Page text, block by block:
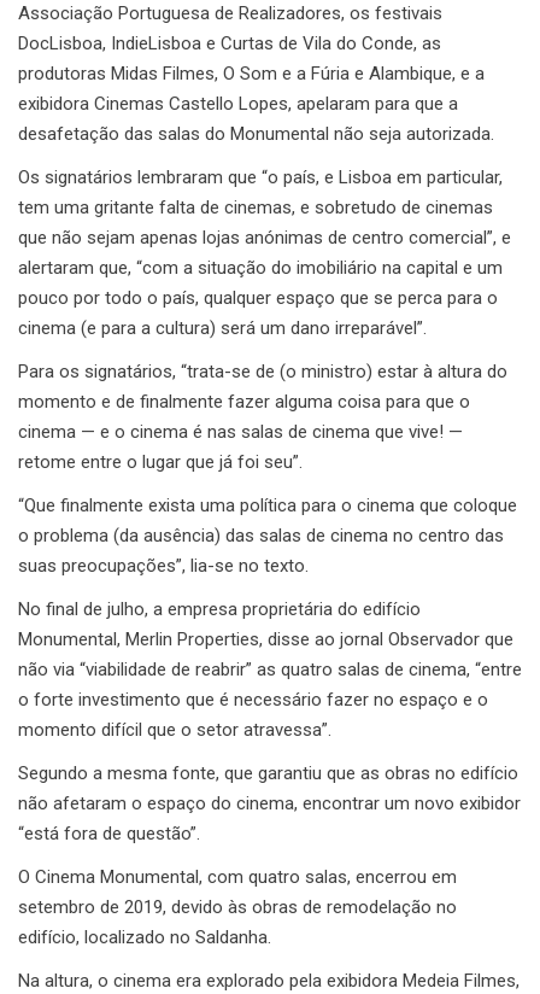
Associação Portuguesa de Realizadores, os festivais
DocLisboa, IndieLisboa e Curtas de Vila do Conde, as
produtoras Midas Filmes, O Som e a Fúria e Alambique, e a
exibidora Cinemas Castello Lopes, apelaram para que a
desafetação das salas do Monumental não seja autorizada.
Os signatários lembraram que “o país, e Lisboa em particular,
tem uma gritante falta de cinemas, e sobretudo de cinemas
que não sejam apenas lojas anónimas de centro comercial”, e
alertaram que, “com a situação do imobiliário na capital e um
pouco por todo o país, qualquer espaço que se perca para o
cinema (e para a cultura) será um dano irreparável”.
Para os signatários, “trata-se de (o ministro) estar à altura do
momento e de finalmente fazer alguma coisa para que o
cinema — e o cinema é nas salas de cinema que vive! —
retome entre o lugar que já foi seu”.
“Que finalmente exista uma política para o cinema que coloque
o problema (da ausência) das salas de cinema no centro das
suas preocupações”, lia-se no texto.
No final de julho, a empresa proprietária do edifício
Monumental, Merlin Properties, disse ao jornal Observador que
não via “viabilidade de reabrir” as quatro salas de cinema, “entre
o forte investimento que é necessário fazer no espaço e o
momento difícil que o setor atravessa”.
Segundo a mesma fonte, que garantiu que as obras no edifício
não afetaram o espaço do cinema, encontrar um novo exibidor
“está fora de questão”.
O Cinema Monumental, com quatro salas, encerrou em
setembro de 2019, devido às obras de remodelação no
edifício, localizado no Saldanha.
Na altura, o cinema era explorado pela exibidora Medeia Filmes,